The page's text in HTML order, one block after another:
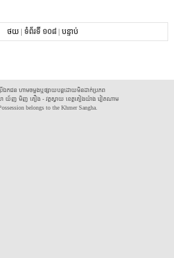
ថយ| ទំព័រទី ១០៨| បន្ទាប់
ើឯកជន ហាមចម្លងឬផ្សាយបន្តដោយមិនដាក់ប្រភព
យ័ញ មិញ គឿង - វត្តស្វាយ ខេត្តគៀងយ៉ាង វៀតណាម
belongs to the Khmer Sangha.